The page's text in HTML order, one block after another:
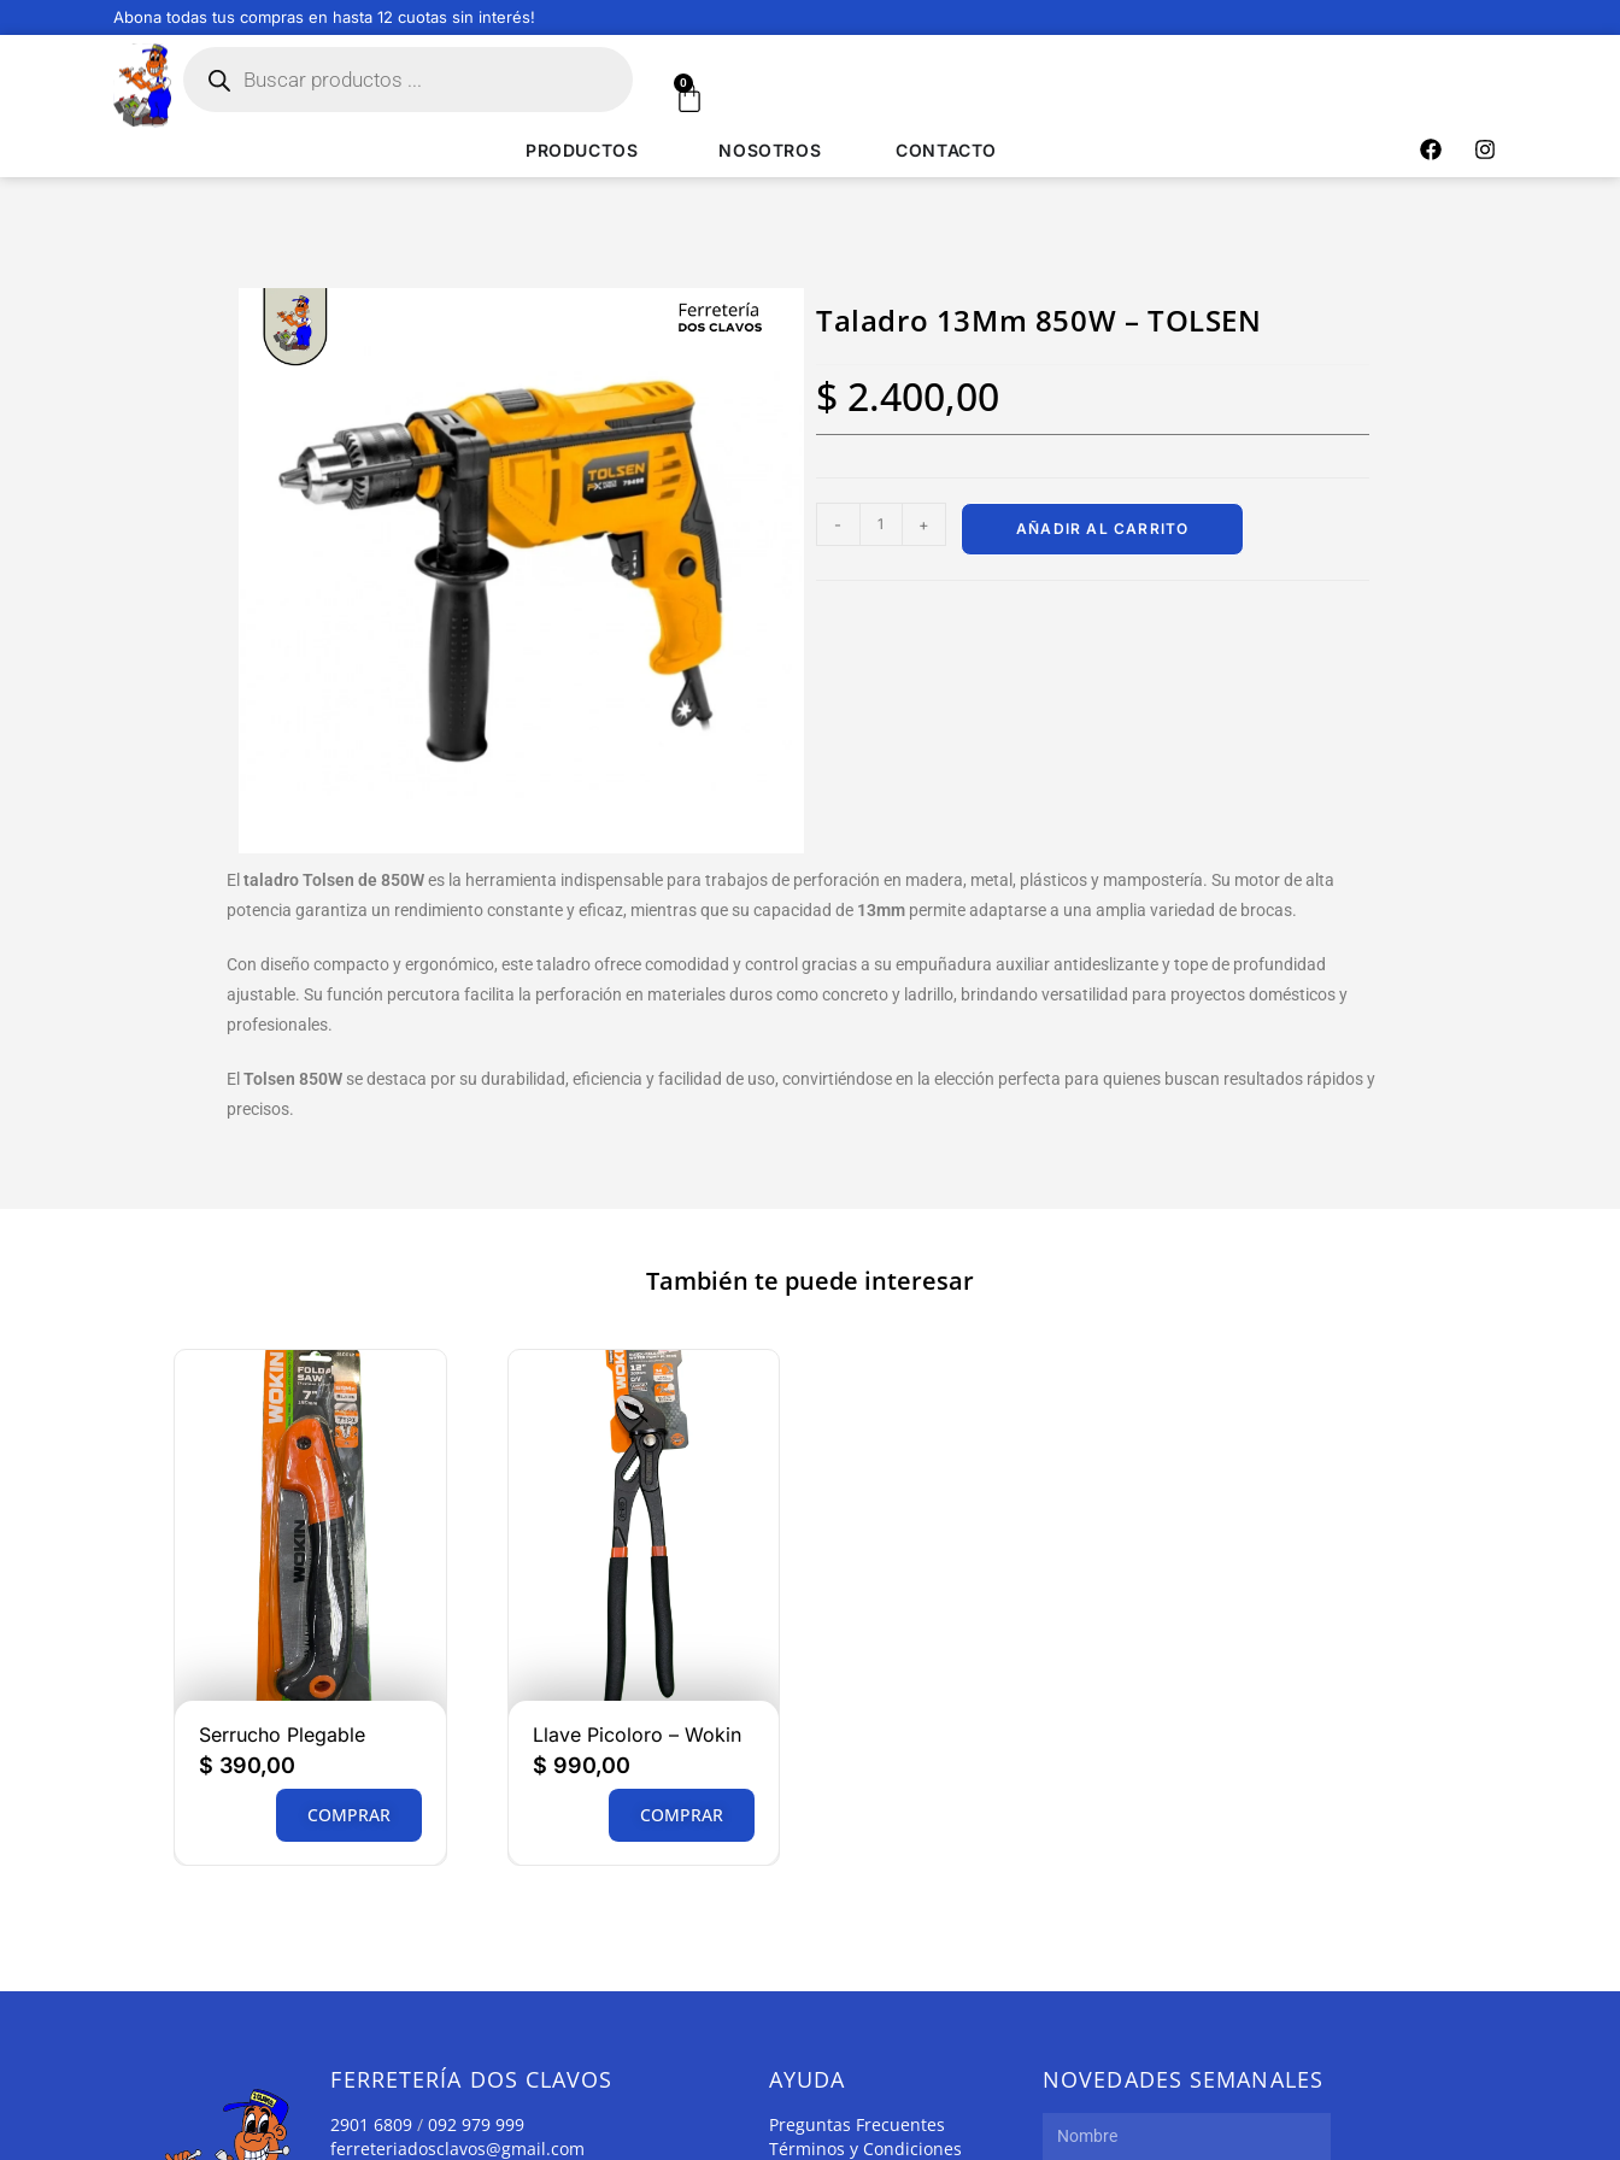
Abona todas tus compras en hasta 12 cuotas sin interés!
0
PRODUCTOS NOSOTROS CONTACTO
Taladro 13Mm 850W – TOLSEN
$ 2.400,00
- + AÑADIR AL CARRITO
Eltaladro Tolsen de 850Wes la herramienta indispensable para trabajos de perforación en madera, metal, plásticos y mampostería. Su motor de alta
potencia garantiza un rendimiento constante y eficaz, mientras que su capacidad de 13mm permite adaptarse a una amplia variedad de brocas.
Con diseño compacto y ergonómico, este taladro ofrece comodidad y control gracias a su empuñadura auxiliar antideslizante y tope de profundidad
ajustable. Su función percutora facilita la perforación en materiales duros como concreto y ladrillo, brindando versatilidad para proyectos domésticos y
profesionales.
ElTolsen 850W se destaca por su durabilidad, eficiencia y facilidad de uso, convirtiéndose en la elección perfecta para quienes buscan resultados rápidos y
precisos.
También te puede interesar
Serrucho Plegable
$ 390,00
COMPRAR
Llave Picoloro – Wokin
$ 990,00
COMPRAR
FERRETERÍA DOS CLAVOS
2901 6809 /092 979 999
ferreteriadosclavos@gmail.com
AYUDA
Preguntas Frecuentes
Términos y Condiciones
NOVEDADES SEMANALES